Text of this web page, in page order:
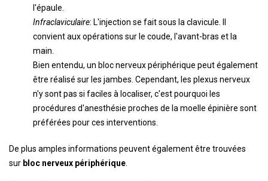
l'épaule.
Infraclaviculaire: L'injection se fait sous la clavicule. Il
convient aux opérations sur le coude, l'avant-bras et la
main.
Bien entendu, un bloc nerveux périphérique peut également
être réalisé sur les jambes. Cependant, les plexus nerveux
n'y sont pas si faciles à localiser, c'est pourquoi les
procédures d'anesthésie proches de la moelle épinière sont
préférées pour ces interventions.
De plus amples informations peuvent également être trouvées
sur bloc nerveux périphérique